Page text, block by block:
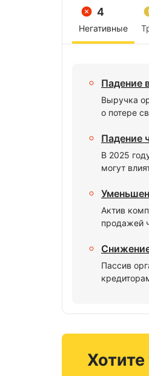
4
Негативные
Падение
Выручка
о потере
Падение
В 2025
могут
Актив
продажей
Пассив